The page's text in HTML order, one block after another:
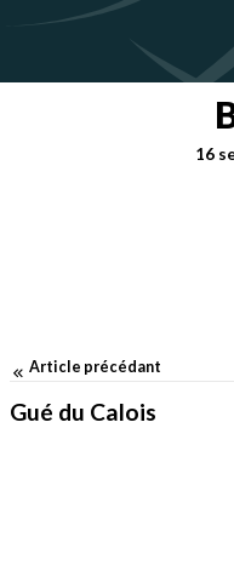
16
Article précédant
Gué du Calois